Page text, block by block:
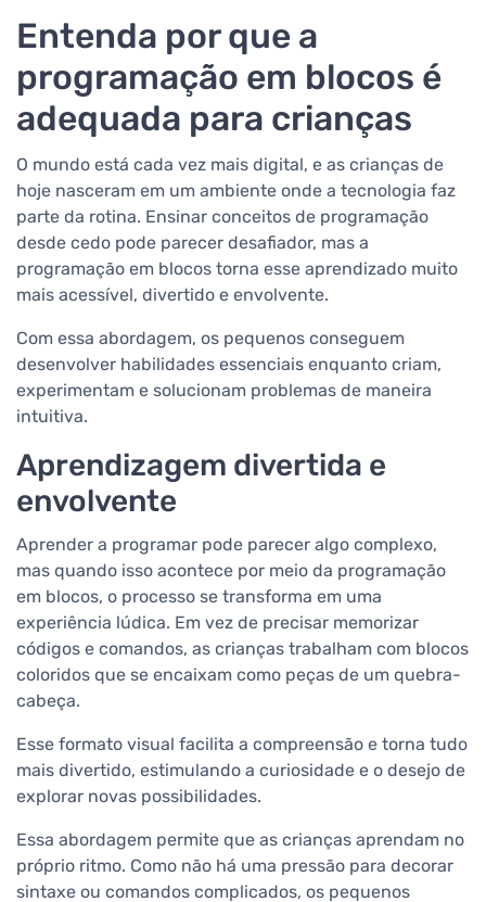
Entenda por que a
programação em blocos é
adequada para crianças
O mundo está cada vez mais digital, e as crianças de
hoje nasceram em um ambiente onde a tecnologia faz
parte da rotina. Ensinar conceitos de programação
desde cedo pode parecer desafiador, mas a
programação em blocos torna esse aprendizado muito
mais acessível, divertido e envolvente.
Com essa abordagem, os pequenos conseguem
desenvolver habilidades essenciais enquanto criam,
experimentam e solucionam problemas de maneira
intuitiva.
Aprendizagem divertida e
envolvente
Aprender a programar pode parecer algo complexo,
mas quando isso acontece por meio da programação
em blocos, o processo se transforma em uma
experiência lúdica. Em vez de precisar memorizar
códigos e comandos, as crianças trabalham com blocos
coloridos que se encaixam como peças de um quebra-
cabeça.
Esse formato visual facilita a compreensão e torna tudo
mais divertido, estimulando a curiosidade e o desejo de
explorar novas possibilidades.
Essa abordagem permite que as crianças aprendam no
próprio ritmo. Como não há uma pressão para decorar
sintaxe ou comandos complicados, os pequenos